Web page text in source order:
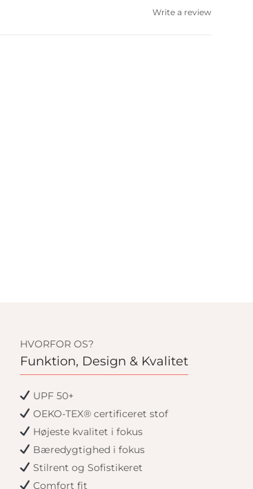
Write a review
HVORFOR OS?
Funktion, Design & Kvalitet
UPF 50+
OEKO-TEX® certificeret stof
Højeste kvalitet i fokus
Bæredygtighed i fokus
Stilrent og Sofistikeret
Comfort fit